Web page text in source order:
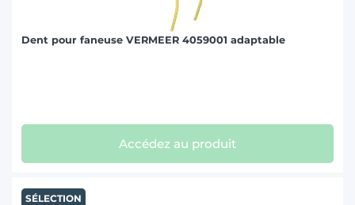
Dent pour faneuse VERMEER 4059001 adaptable
Accédez au produit
SÉLECTION